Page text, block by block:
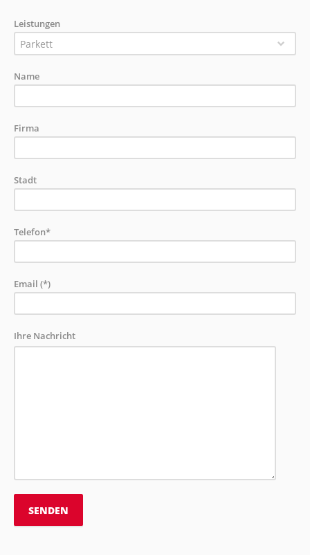
Leistungen
Parkett
Name
Firma
Stadt
Telefon*
Email (*)
Ihre Nachricht